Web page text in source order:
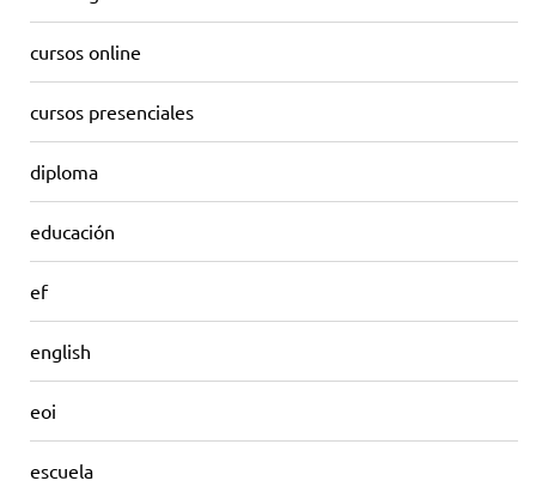
cursos online
cursos presenciales
diploma
educación
ef
english
eoi
escuela